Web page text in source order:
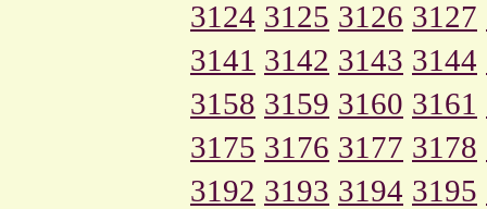
3124 3125 3126 3127
3141 3142 3143 3144
3158 3159 3160 3161
3175 3176 3177 3178
3192 3193 3194 3195